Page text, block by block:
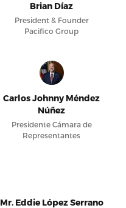
Brian Díaz
President & Founder
Pacifico Group
Carlos Johnny Méndez
Núñez
Presidente Cámara de
Representantes
Mr. Eddie López Serrano